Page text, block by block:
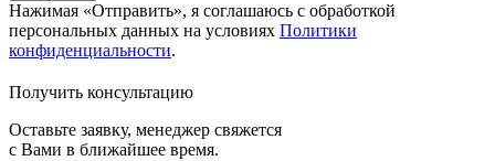
Нажимая «Отправить», я соглашаюсь c обработкой
персональных данных на условиях Политики
конфиденциальности.
Получить консультацию
Оставьте заявку, менеджер свяжется
с Вами в ближайшее время.